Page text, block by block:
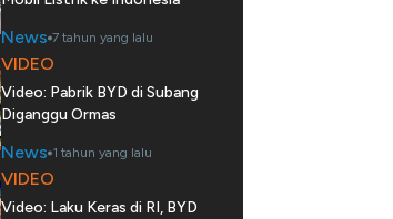
News 7 tahun yang lalu
VIDEO
Video: Pabrik BYD di Subang
Diganggu Ormas
News 1 tahun yang lalu
VIDEO
Video: Laku Keras di RI, BYD